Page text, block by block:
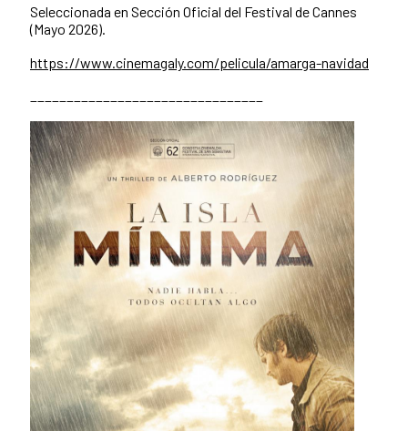
Seleccionada en Sección Oficial del Festival de Cannes
(Mayo 2026).
https://www.cinemagaly.com/pelicula/amarga-navidad